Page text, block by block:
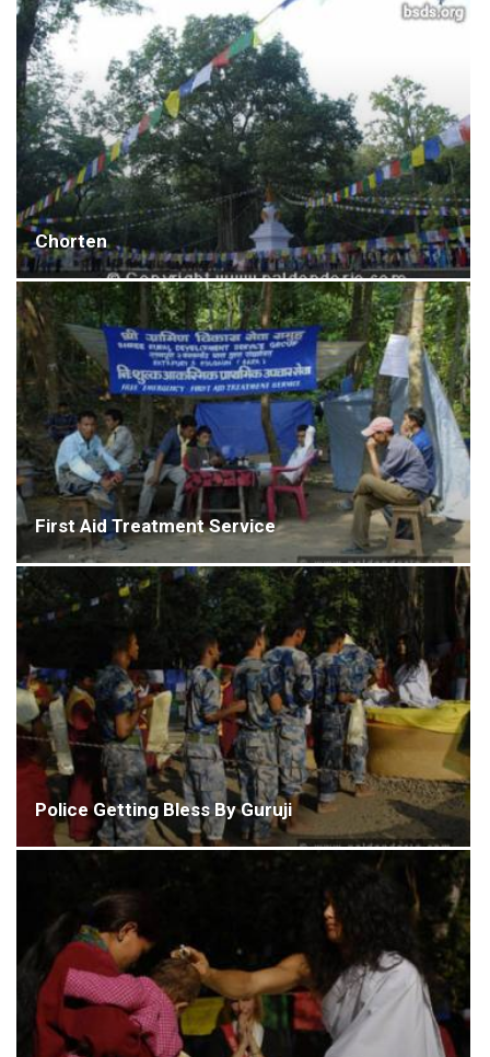
Chorten
First Aid Treatment Service
Police Getting Bless By Guruji